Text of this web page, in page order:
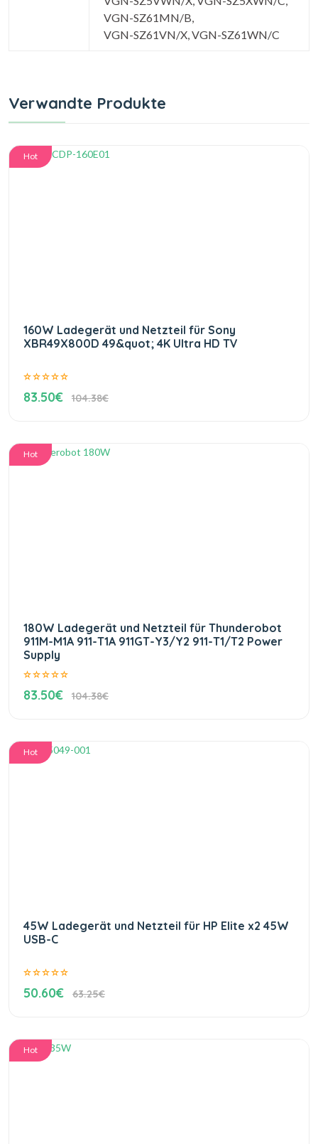
VGN-SZ61MN/B,
VGN-SZ61VN/X, VGN-SZ61WN/C
Verwandte Produkte
Hot
160W Ladegerät und Netzteil für Sony
XBR49X800D 49&quot; 4K Ultra HD TV
83.50€ 104.38€
Hot
180W Ladegerät und Netzteil für Thunderobot
911M-M1A 911-T1A 911GT-Y3/Y2 911-T1/T2 Power
Supply
83.50€ 104.38€
Hot
45W Ladegerät und Netzteil für HP Elite x2 45W
USB-C
50.60€ 63.25€
Hot